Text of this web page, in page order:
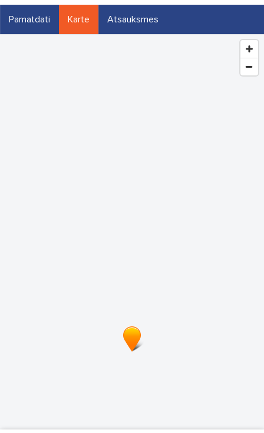
Pamatdati Karte Atsauksmes